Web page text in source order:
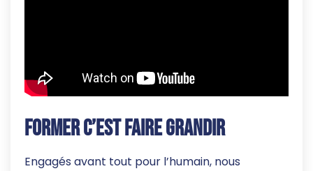
Former c’est faire grandir
Engagés avant tout pour l’humain, nous